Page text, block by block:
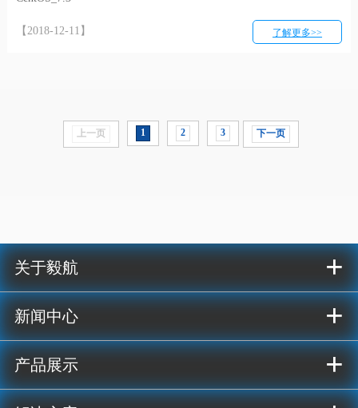
【2018-12-11】 了解更多>>
上一页 1 2 3 下一页
关于毅航 +
新闻中心 +
产品展示 +